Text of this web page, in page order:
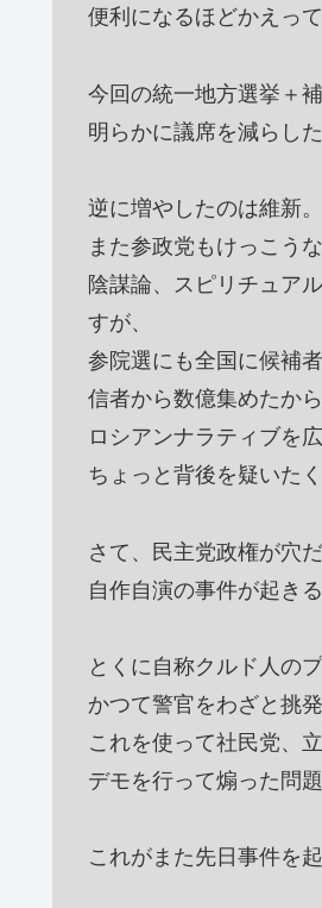
便利になるほどかえっ
今回の統一地方選挙＋補
明らかに議席を減らし
逆に増やしたのは維新。
また参政党もけっこう
陰謀論、スピリチュア
すが、
参院選にも全国に候補
信者から数億集めたか
ロシアンナラティブを
ちょっと背後を疑いたく
さて、民主党政権が穴
自作自演の事件が起き
とくに自称クルド人の
かつて警官をわざと挑
これを使って社民党、
デモを行って煽った問
これがまた先日事件を